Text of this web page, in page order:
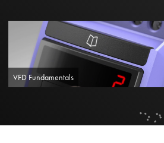
VFD Fundamentals